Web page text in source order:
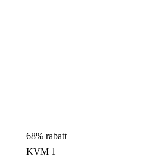
68% rabatt
KVM 1